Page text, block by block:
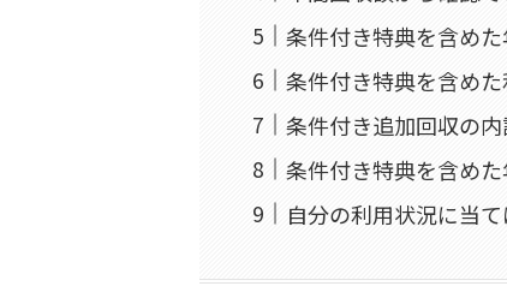
条件付き特典を含め
条件付き特典を含め
条件付き追加回収の内
条件付き特典を含め
自分の利用状況に当